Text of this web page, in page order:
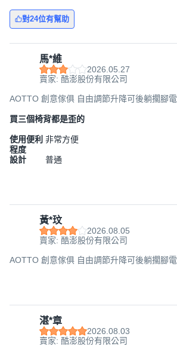
對24位有幫助
馬*維
2026.05.27
賣家: 酷澎股份有限公司
AOTTO 創意傢俱 自由調節升降可後躺擱腳電
買三個椅背都是歪的
使用便利
程度
非常方便
設計 普通
黃*玟
2026.08.05
賣家: 酷澎股份有限公司
AOTTO 創意傢俱 自由調節升降可後躺擱腳電
湛*章
2026.08.03
賣家: 酷澎股份有限公司